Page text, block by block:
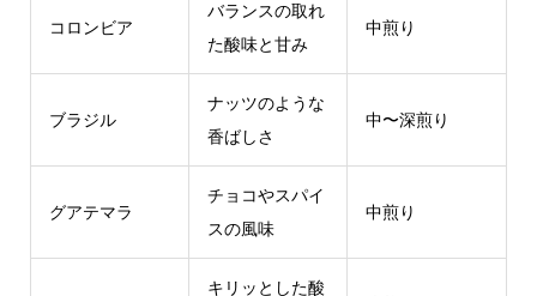
コロンビア
バランスの取れ
た酸味と甘み
中煎り
ブラジル
ナッツのような
香ばしさ
中〜深煎り
グアテマラ
チョコやスパイ
スの風味
中煎り
キリッとした酸